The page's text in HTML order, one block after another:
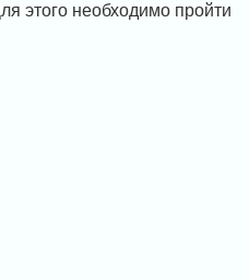
этого необходимо пройти